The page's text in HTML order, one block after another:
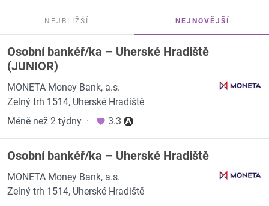
NEJBLIŽŠÍ NEJNOVĚJŠÍ
Osobní bankéř/ka – Uherské Hradiště
(JUNIOR)
MONETA Money Bank, a.s.
Zelný trh 1514, Uherské Hradiště
Méně než 2 týdny · 3.3
Osobní bankéř/ka – Uherské Hradiště
MONETA Money Bank, a.s.
Zelný trh 1514, Uherské Hradiště